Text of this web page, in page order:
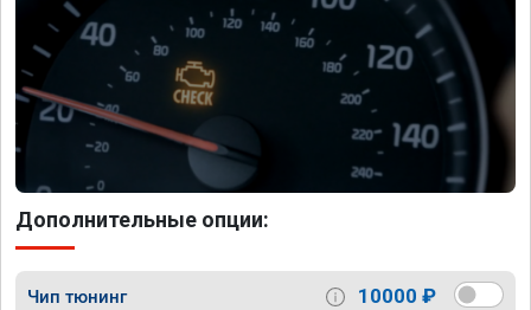
Дополнительные опции:
Чип тюнинг 10000 ₽